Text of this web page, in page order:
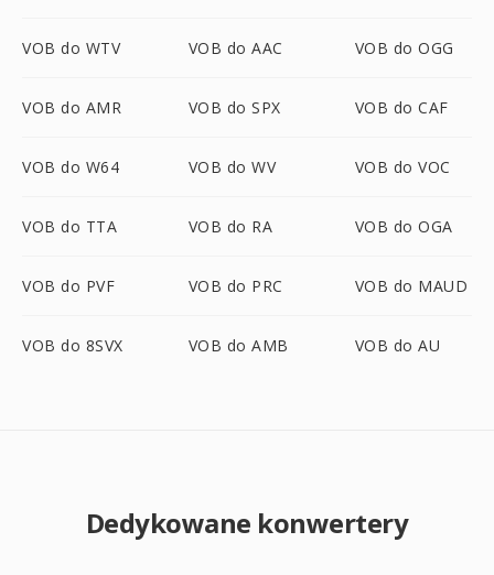
VOB do WTV VOB do AAC VOB do OGG
VOB do AMR VOB do SPX VOB do CAF
VOB do W64 VOB do WV VOB do VOC
VOB do TTA VOB do RA VOB do OGA
VOB do PVF VOB do PRC VOB do MAUD
VOB do 8SVX VOB do AMB VOB do AU
Dedykowane konwertery